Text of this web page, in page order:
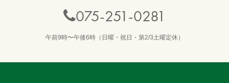
075-251-0281
午前9時〜午後6時（日曜・祝日・第2/3土曜定休）